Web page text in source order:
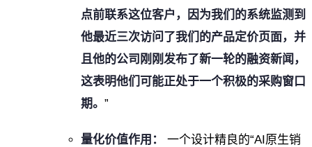
点前联系这位客户，因为我们的系统监测到
他最近三次访问了我们的产品定价页面，并
且他的公司刚刚发布了新一轮的融资新闻，
这表明他们可能正处于一个积极的采购窗口
期。 ”
量化价值作用：
一个设计精良的“AI原生销